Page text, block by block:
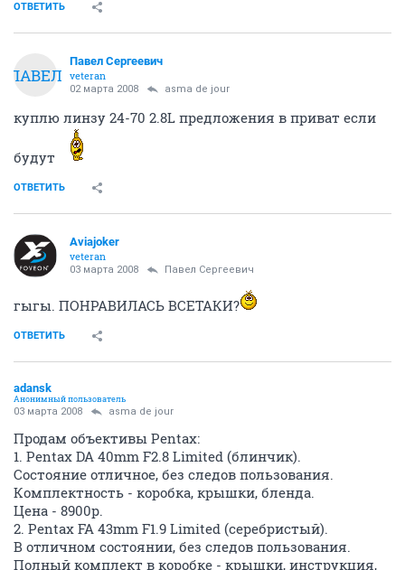
ОТВЕТИТЬ
ПАВЕЛ
Павел Сергеевич
veteran
02 марта 2008 asma de jour
куплю линзу 24-70 2.8L предложения в приват если
будут
ОТВЕТИТЬ
Aviajoker
veteran
03 марта 2008 Павел Сергеевич
гыгы. ПОНРАВИЛАСЬ ВСЕТАКИ?
ОТВЕТИТЬ
adansk
Анонимный пользователь
03 марта 2008 asma de jour
Продам объективы Pentax:
1. Pentax DA 40mm F2.8 Limited (блинчик).
Состояние отличное, без следов пользования.
Комплектность - коробка, крышки, бленда.
Цена - 8900р.
2. Pentax FA 43mm F1.9 Limited (серебристый).
В отличном состоянии, без следов пользования.
Полный комплект в коробке - крышки, инструкция,